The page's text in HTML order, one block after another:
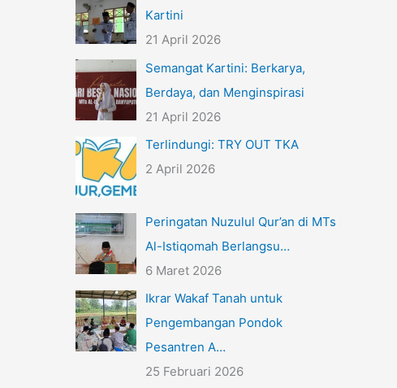
Kartini
21 April 2026
Semangat Kartini: Berkarya,
Berdaya, dan Menginspirasi
21 April 2026
Terlindungi: TRY OUT TKA
2 April 2026
Peringatan Nuzulul Qur’an di MTs
Al-Istiqomah Berlangsu…
6 Maret 2026
Ikrar Wakaf Tanah untuk
Pengembangan Pondok
Pesantren A…
25 Februari 2026